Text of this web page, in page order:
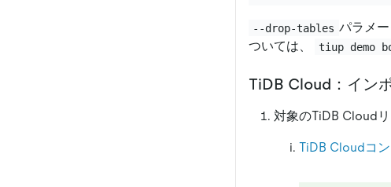
--drop-tables パラメ
ついては、
tiup demo
TiDB Cloud：イン
対象のTiDB Cloud
TiDB Cloudコ